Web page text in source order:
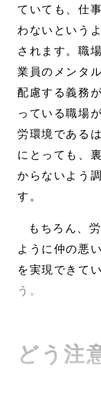
ていても、仕
わないという
されます。職
業員のメンタ
配慮する義務
っている職場
労環境である
にとっても、
からないよう
す。
もちろん、
ように仲の悪
を実現できて
う。
どう注